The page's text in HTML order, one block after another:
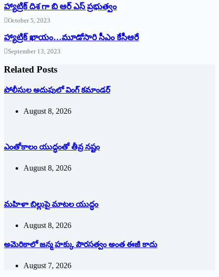
హ్యాట్రిక్ దిశ గా బి ఆర్ ఎస్ ప్రభుత్వం
October 5, 2023
హ్యాట్రిక్‌ ‌ఖాయం…మూడోసారి సీఎం కేసీఆరే
September 13, 2023
Related Posts
పోలీసుల అదుపులో వింగ్‌ ‌కమాండర్‌
August 8, 2026
ఎంతోకాలం యుద్ధంతో తీవ్ర నష్టం
August 8, 2026
మహిళా బిల్లుపై మాటల యుద్ధం
August 8, 2026
అమెరికాలో జన్మ హక్కు పౌరసత్వం అంత ఈజీ కాదు
August 7, 2026